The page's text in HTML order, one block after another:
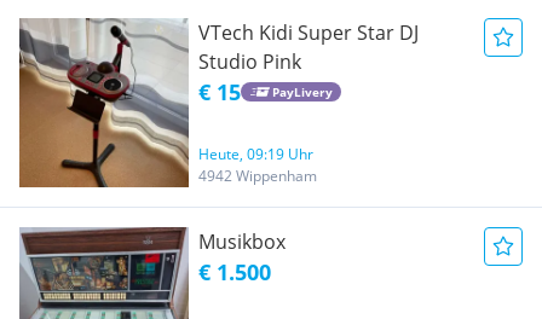
VTech Kidi Super Star DJ
Studio Pink
€ 15 PayLivery
Heute, 09:19 Uhr
4942 Wippenham
Musikbox
€ 1.500